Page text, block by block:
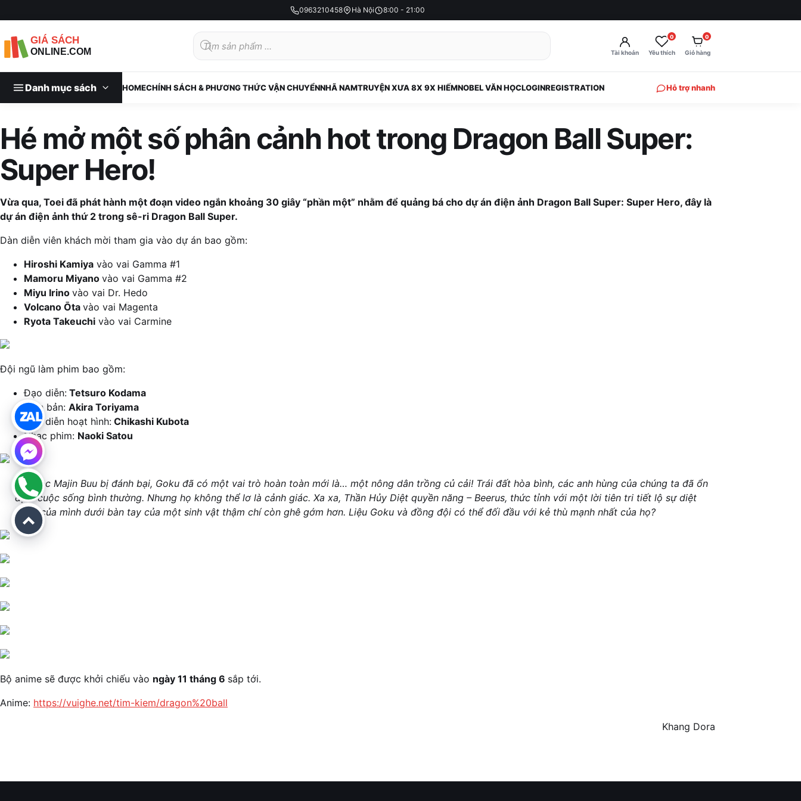
0963210458 Hà Nội 8:00 - 21:00
kiếm
sản
Tài khoản Yêu thích
0
Giỏ hàng
0
Danh mục sách HOMECHÍNH SÁCH & PHƯƠNG THỨC VẬN CHUYỂNNHÃ NAMTRUYỆN XƯA 8X 9X HIẾMNOBEL VĂN HỌCLOGINREGISTRATION Hỗ trợ nhanh
Hé mở một số phân cảnh hot trong Dragon Ball Super:
Super Hero!
Vừa qua, Toei đã phát hành một đoạn video ngắn khoảng 30 giây “phần một” nhằm để quảng bá cho dự án điện ảnh Dragon Ball Super: Super Hero, đây là
dự án điện ảnh thứ 2 trong sê-ri Dragon Ball Super.
Dàn diễn viên khách mời tham gia vào dự án bao gồm:
Hiroshi Kamiya vào vai Gamma #1
Mamoru Miyano vào vai Gamma #2
Miyu Irino vào vai Dr. Hedo
Volcano Ōta vào vai Magenta
Ryota Takeuchi vào vai Carmine
Đội ngũ làm phim bao gồm:
Đạo diễn: Tetsuro Kodama
Kịch bản: Akira Toriyama
Đạo diễn hoạt hình: Chikashi Kubota
Nhạc phim: Naoki Satou
Với việc Majin Buu bị đánh bại, Goku đã có một vai trò hoàn toàn mới là… một nông dân trồng củ cải! Trái đất hòa bình, các anh hùng của chúng ta đã ổn
định cuộc sống bình thường. Nhưng họ không thể lơ là cảnh giác. Xa xa, Thần Hủy Diệt quyền năng – Beerus, thức tỉnh với một lời tiên tri tiết lộ sự diệt
vong của mình dưới bàn tay của một sinh vật thậm chí còn ghê gớm hơn. Liệu Goku và đồng đội có thể đối đầu với kẻ thù mạnh nhất của họ?
Bộ anime sẽ được khởi chiếu vào ngày 11 tháng 6 sắp tới.
Anime: https://vuighe.net/tim-kiem/dragon%20ball
Khang Dora